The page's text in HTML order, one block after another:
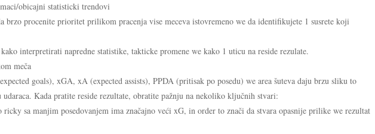
obicajni statisticki trendovi
brzo procenite prioritet prilikom pracenja vise meceva istovremeno we da identifikujete 1 susrete koji
interpretirati napredne statistike, takticke promene we kako 1 uticu na reside rezulate.
meča
goals), xGA, xA (expected assists), PPDA (pritisak po posedu) we area šuteva daju brzu sliku to
Kada pratite reside rezultate, obratite pažnju na nekoliko ključnih stvari:
sa manjim posedovanjem ima značajno veći xG, in order to znači da stvara opasnije prilike we rezultat